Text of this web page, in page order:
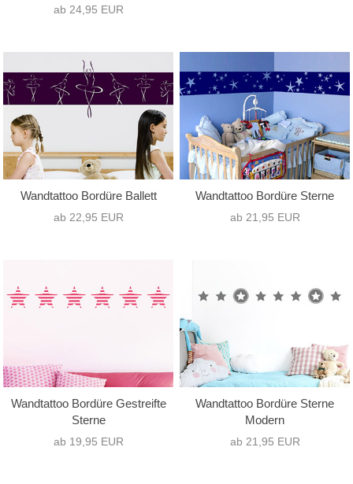
ab 24,95 EUR
Wandtattoo Bordüre Ballett
ab 22,95 EUR
Wandtattoo Bordüre Sterne
ab 21,95 EUR
Wandtattoo Bordüre Gestreifte
Sterne
ab 19,95 EUR
Wandtattoo Bordüre Sterne
Modern
ab 21,95 EUR